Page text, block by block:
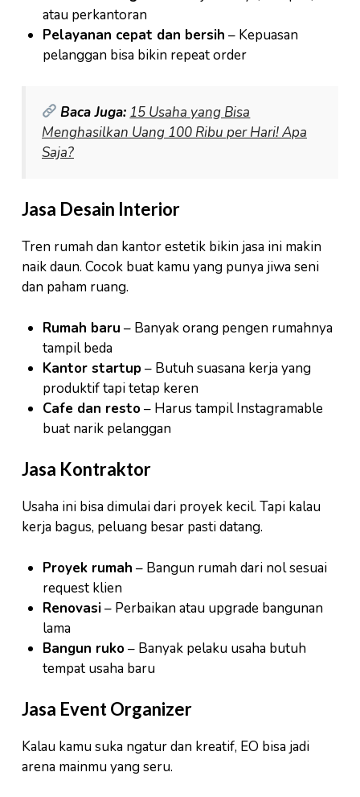
atau perkantoran
Pelayanan cepat dan bersih – Kepuasan
pelanggan bisa bikin repeat order
Baca Juga: 15 Usaha yang Bisa
Menghasilkan Uang 100 Ribu per Hari! Apa
Saja?
Jasa Desain Interior
Tren rumah dan kantor estetik bikin jasa ini makin
naik daun. Cocok buat kamu yang punya jiwa seni
dan paham ruang.
Rumah baru – Banyak orang pengen rumahnya
tampil beda
Kantor startup– Butuh suasana kerja yang
produktif tapi tetap keren
Cafe dan resto– Harus tampil Instagramable
buat narik pelanggan
Jasa Kontraktor
Usaha ini bisa dimulai dari proyek kecil. Tapi kalau
kerja bagus, peluang besar pasti datang.
Proyek rumah – Bangun rumah dari nol sesuai
request klien
Renovasi– Perbaikan atau upgrade bangunan
lama
Bangun ruko– Banyak pelaku usaha butuh
tempat usaha baru
Jasa Event Organizer
Kalau kamu suka ngatur dan kreatif, EO bisa jadi
arena mainmu yang seru.